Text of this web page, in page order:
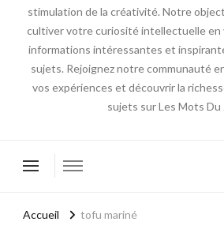
stimulation de la créativité. Notre
cultiver votre curiosité intellectuelle en
informations intéressantes et
sujets. Rejoignez notre communauté
vos expériences et découvrir la
sujets sur Les Mots Du
Accueil tofu mariné